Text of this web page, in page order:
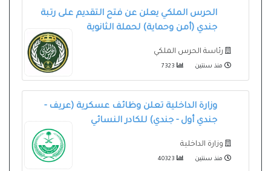
الحرس الملكي يعلن عن فتح التقديم على رتبة
جندي (أمن وحماية) لحملة الثانوية
رئاسة الحرس الملكي
منذ سنتين
وزارة الداخلية تعلن وظائف عسكرية (عريف -
جندي أول - جندي) للكادر النسائي
وزارة الداخلية
منذ سنتين